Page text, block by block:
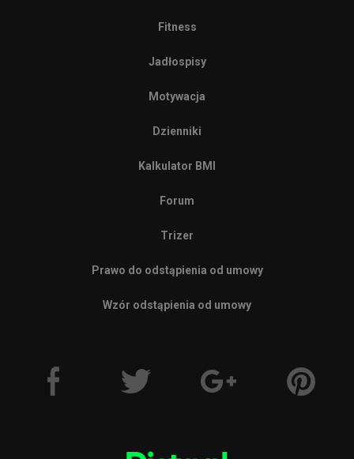
Fitness
Jadłospisy
Motywacja
Dzienniki
Kalkulator BMI
Forum
Trizer
Prawo do odstąpienia od umowy
Wzór odstąpienia od umowy